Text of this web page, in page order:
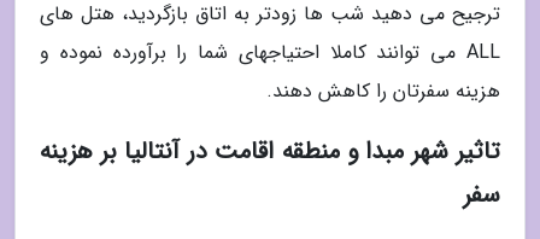
ترجیح می دهید شب ها زودتر به اتاق بازگردید، هتل های
ALL می توانند کاملا احتیاجهای شما را برآورده نموده و
هزینه سفرتان را کاهش دهند.
تاثیر شهر مبدا و منطقه اقامت در آنتالیا بر هزینه
سفر